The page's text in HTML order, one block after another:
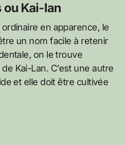
ou Kai-lan
en apparence, le
un nom facile à retenir
on le trouve
Kai-Lan. C’est une autre
et elle doit être cultivée